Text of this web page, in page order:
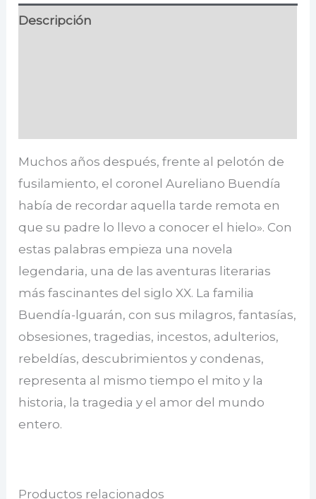
Descripción
Muchos años después, frente al pelotón de
fusilamiento, el coronel Aureliano Buendía
había de recordar aquella tarde remota en
que su padre lo llevo a conocer el hielo». Con
estas palabras empieza una novela
legendaria, una de las aventuras literarias
más fascinantes del siglo XX. La familia
Buendía-lguarán, con sus milagros, fantasías,
obsesiones, tragedias, incestos, adulterios,
rebeldías, descubrimientos y condenas,
representa al mismo tiempo el mito y la
historia, la tragedia y el amor del mundo
entero.
Productos relacionados